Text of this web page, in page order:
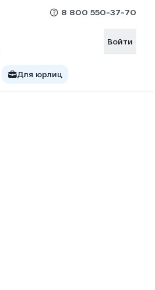
8 800 550-37-70
Войти
Для юрлиц